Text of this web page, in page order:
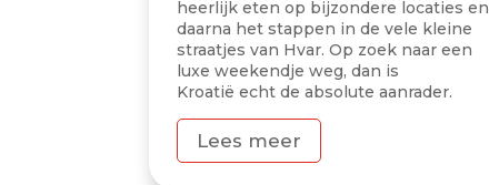
heerlijk eten op bijzondere locaties en
daarna het stappen in de vele kleine
straatjes van Hvar. Op zoek naar een
luxe weekendje weg, dan is
Kroatië echt de absolute aanrader.
Lees meer